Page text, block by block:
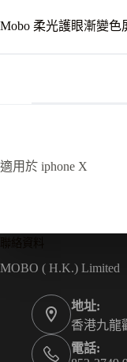
Mobo 柔光護眼漸變色
適用於 iphone X
MOBO ( H.K.) Limited
地址:
香港九龍
電話: